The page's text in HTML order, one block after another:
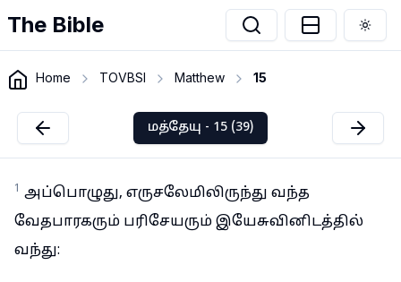
The Bible
Home TOVBSI Matthew 15
மத்தேயு - 15 (39)
1 அப்பொழுது, எருசலேமிலிருந்து வந்த
வேதபாரகரும் பரிசேயரும் இயேசுவினிடத்தில்
வந்து: